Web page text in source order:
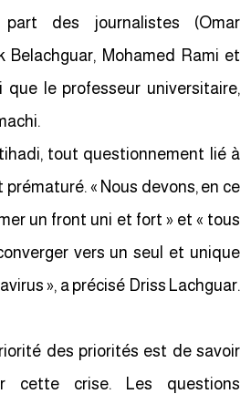
des journalistes (Omar
Belachguar, Mohamed Rami et
que le professeur universitaire,
tout questionnement lié à
prématuré. « Nous devons, en ce
un front uni et fort » et « tous
vers un seul et unique
», a précisé Driss Lachguar.
des priorités est de savoir
cette crise. Les questions